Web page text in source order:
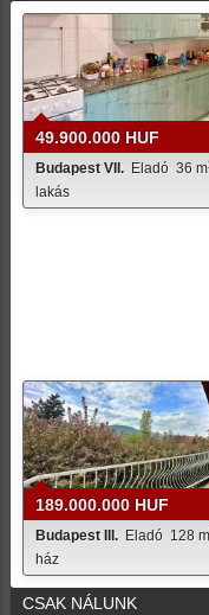
49.900.000 HUF
Budapest VII. Eladó 36 m
lakás
189.000.000 HUF
Budapest III. Eladó 128
ház
CSAK NÁLUNK